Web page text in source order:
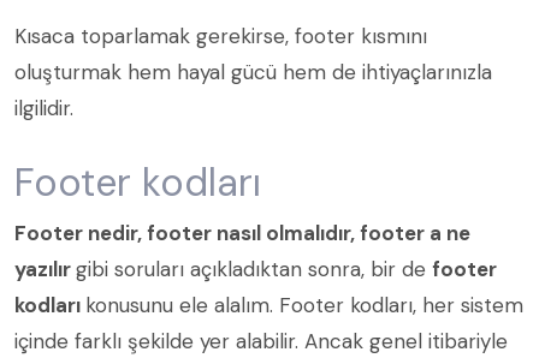
Kısaca toparlamak gerekirse, footer kısmını
oluşturmak hem hayal gücü hem de ihtiyaçlarınızla
ilgilidir.
Footer kodları
Footer nedir, footer nasıl olmalıdır, footer a ne
yazılırgibi soruları açıkladıktan sonra, bir de footer
kodları konusunu ele alalım. Footer kodları, her sistem
içinde farklı şekilde yer alabilir. Ancak genel itibariyle